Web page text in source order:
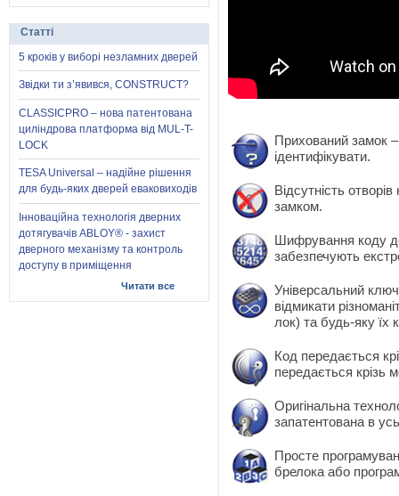
Прихований замок
ідентифікувати.
Відсутність
замком.
Шифрування коду
забезпечують
Універсальний
відмикати
лок) та будь-яку їх
Код передається
передається крізь
Оригінальна
запатентована в
Просте
брелока або
Статті
5 кроків у виборі незламних дверей
Звідки ти з’явився, CONSTRUCT?
CLASSICPRO – нова патентована
циліндрова платформа від MUL-T-
LOCK
TESA Universal – надійне рішення
для будь-яких дверей еваковиходів
Інноваційна технологія дверних
дотягувачів ABLOY® - захист
дверного механізму та контроль
доступу в приміщення
Читати все